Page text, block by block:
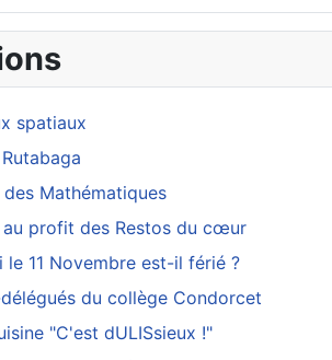
spatiaux
Mathématiques
profit des Restos du cœur
le 11 Novembre est-il férié ?
du collège Condorcet
"C'est dULISsieux !"